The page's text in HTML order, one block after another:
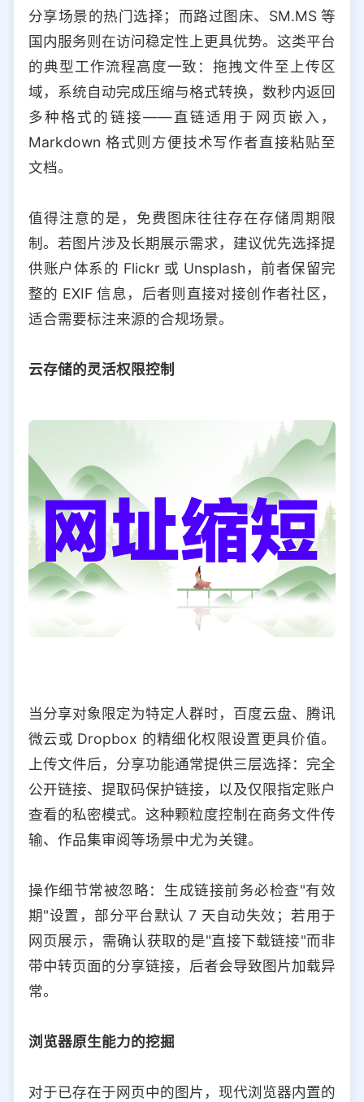
分享场景的热门选择；而路过图床、SM.MS 等
国内服务则在访问稳定性上更具优势。这类平台
的典型工作流程高度一致：拖拽文件至上传区
域，系统自动完成压缩与格式转换，数秒内返回
多种格式的链接——直链适用于网页嵌入，
Markdown 格式则方便技术写作者直接粘贴至
文档。
值得注意的是，免费图床往往存在存储周期限
制。若图片涉及长期展示需求，建议优先选择提
供账户体系的 Flickr 或 Unsplash，前者保留完
整的 EXIF 信息，后者则直接对接创作者社区，
适合需要标注来源的合规场景。
云存储的灵活权限控制
当分享对象限定为特定人群时，百度云盘、腾讯
微云或 Dropbox 的精细化权限设置更具价值。
上传文件后，分享功能通常提供三层选择：完全
公开链接、提取码保护链接，以及仅限指定账户
查看的私密模式。这种颗粒度控制在商务文件传
输、作品集审阅等场景中尤为关键。
操作细节常被忽略：生成链接前务必检查"有效
期"设置，部分平台默认 7 天自动失效；若用于
网页展示，需确认获取的是"直接下载链接"而非
带中转页面的分享链接，后者会导致图片加载异
常。
浏览器原生能力的挖掘
对于已存在于网页中的图片，现代浏览器内置的